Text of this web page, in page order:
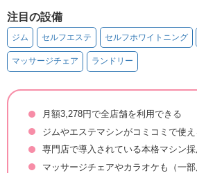
注目の設備
ジム セルフエステ セルフホワイトニング
マッサージチェア ランドリー
月額3,278円で全店舗を利用できる
ジムやエステマシンがコミコミで使え
専門店で導入されている本格マシン採
マッサージチェアやカラオケも（一部